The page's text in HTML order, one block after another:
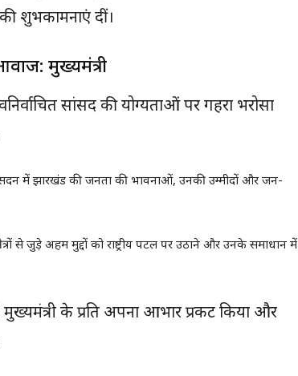
शुभकामनाएं दीं।
मुख्यमंत्री
सांसद की योग्यताओं पर गहरा भरोसा
सदन में झारखंड की जनता की भावनाओं, उनकी उम्मीदों और जन-
से जुड़े अहम मुद्दों को राष्ट्रीय पटल पर उठाने और उनके समाधान में
मुख्यमंत्री के प्रति अपना आभार प्रकट किया और